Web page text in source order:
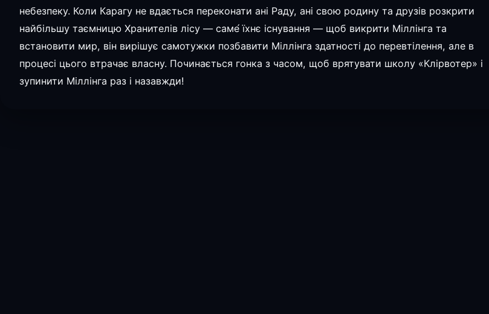
небезпеку. Коли Карагу не вдається переконати ані Раду, ані свою родину та друзів розкрити
найбільшу таємницю Хранителів лісу — саме́ їхнє існування — щоб викрити Міллінга та
встановити мир, він вирішує самотужки позбавити Міллінга здатності до перевтілення, але в
процесі цього втрачає власну. Починається гонка з часом, щоб врятувати школу «Клірвотер» і
зупинити Міллінга раз і назавжди!